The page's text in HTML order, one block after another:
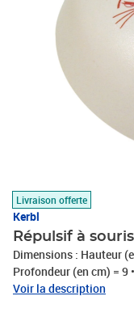
Livraison offerte
Kerbl
Répulsif à
Dimensions : Hauteur
Profondeur (en cm) =
complémentaires =
Voir la description